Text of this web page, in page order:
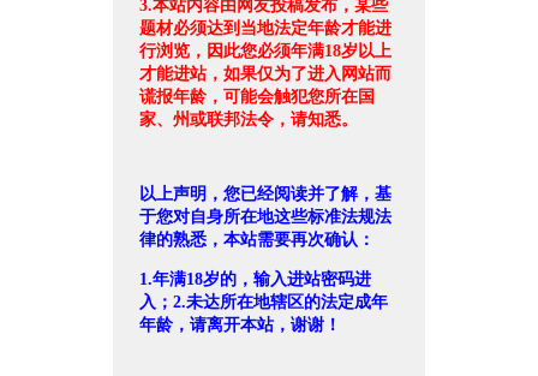
3.本站内容由网友投稿发布，某些
题材必须达到当地法定年龄才能进
行浏览，因此您必须年满18岁以上
才能进站，如果仅为了进入网站而
谎报年龄，可能会触犯您所在国
家、州或联邦法令，请知悉。
以上声明，您已经阅读并了解，基
于您对自身所在地这些标准法规法
律的熟悉，本站需要再次确认：
1.年满18岁的，输入进站密码进
入；2.未达所在地辖区的法定成年
年龄，请离开本站，谢谢！